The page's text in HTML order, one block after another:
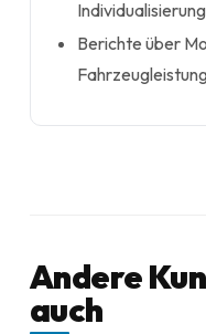
Berichte über
Andere
auch